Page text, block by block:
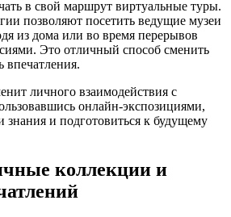
в свой маршрут виртуальные туры.
позволяют посетить ведущие музеи
из дома или во время перерывов
Это отличный способ сменить
впечатления.
личного взаимодействия с
онлайн-экспозициями,
и подготовиться к будущему
коллекции и